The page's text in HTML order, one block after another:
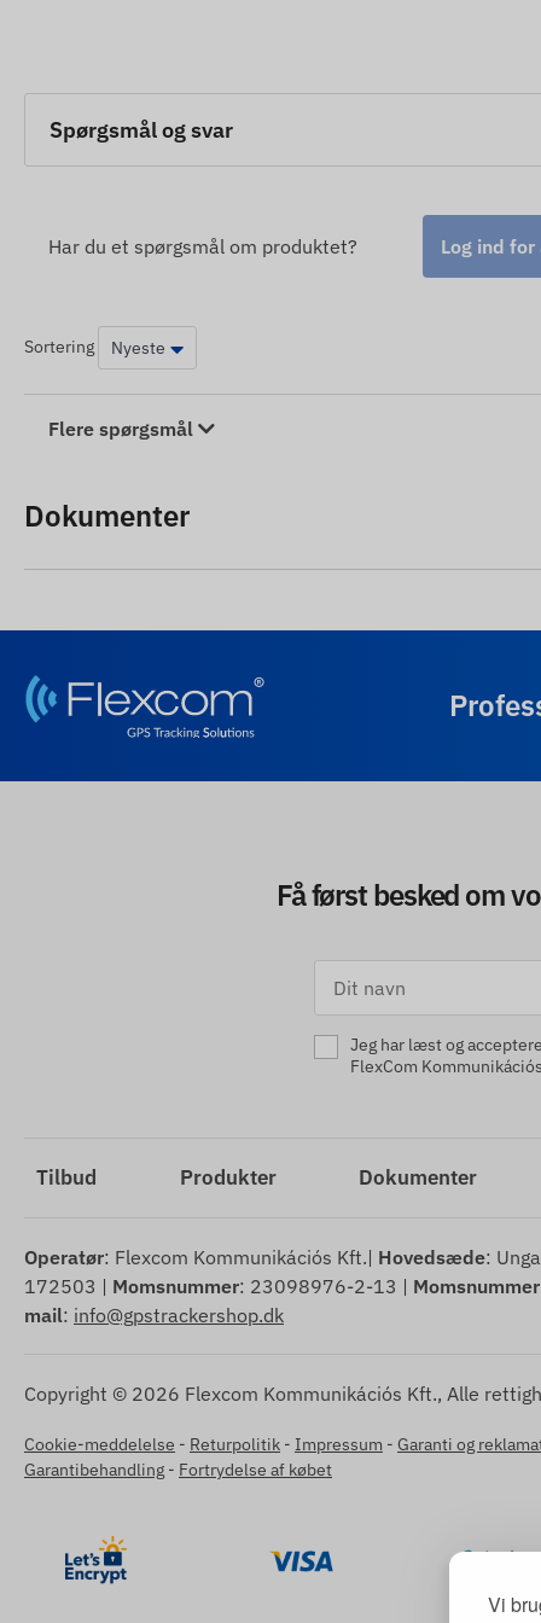
Vi
Spørgsmål og svar
Har du et spørgsmål om produktet? Log ind
Sortering
Flere spørgsmål
Dokumenter
Få først besked om
Jeg har læst og
FlexCom
Tilbud Produkter Dokumenter
Operatør: Flexcom Kommunikációs Kft.| Hovedsæde:
172503 | Momsnummer: 23098976-2-13 | Momsnummer
mail: info@gpstrackershop.dk
Copyright © 2026 Flexcom Kommunikációs Kft., Alle
Cookie-meddelelse - Returpolitik - Impressum - Garanti og
Garantibehandling - Fortrydelse af købet